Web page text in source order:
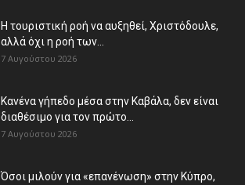
Η τουριστική ροή να αυξηθεί, Χριστόδουλε,
αλλά όχι η ροή των...
7 Αυγούστου 2026
Κανένα γήπεδο μέσα στην Καβάλα, δεν είναι
διαθέσιμο για τον πρώτο...
7 Αυγούστου 2026
Όσοι μιλούν για «επανένωση» στην Κύπρο,